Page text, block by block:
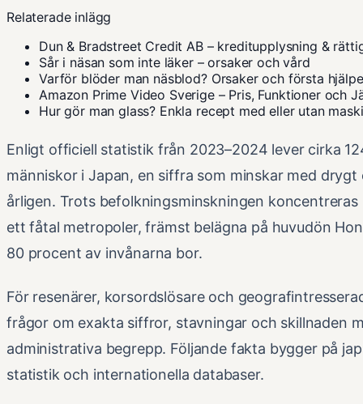
Relaterade inlägg
Dun & Bradstreet Credit AB – kreditupplysning &
Sår i näsan som inte läker – orsaker och vård
Varför blöder man näsblod? Orsaker och första
Amazon Prime Video Sverige – Pris, Funktioner och
Hur gör man glass? Enkla recept med eller utan
Enligt officiell statistik från 2023–2024 lever cirka
människor i Japan, en siffra som minskar med drygt
årligen. Trots befolkningsminskningen
ett fåtal metropoler, främst belägna på huvudön
80 procent av invånarna bor.
För resenärer, korsordslösare och
frågor om exakta siffror, stavningar och skillnaden
administrativa begrepp. Följande fakta bygger på
statistik och internationella databaser.